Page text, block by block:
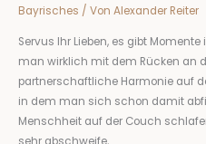
Bayrisches / Von Alexander Reiter
Servus Ihr Lieben, es gibt
man wirklich mit dem Rücken an
partnerschaftliche Harmonie auf
in dem man sich schon damit
Menschheit auf der Couch
Norris